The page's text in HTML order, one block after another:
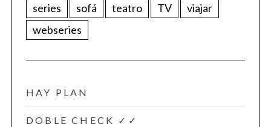
series
sofá teatro TV
viajar
webseries
HAY PLAN
DOBLE CHECK ✓✓